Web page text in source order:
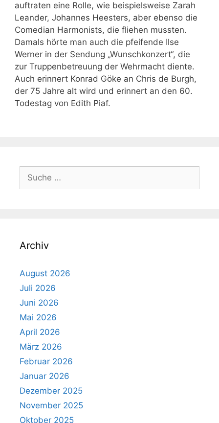
auftraten eine Rolle, wie beispielsweise Zarah
Leander, Johannes Heesters, aber ebenso die
Comedian Harmonists, die fliehen mussten.
Damals hörte man auch die pfeifende Ilse
Werner in der Sendung „Wunschkonzert“, die
zur Truppenbetreuung der Wehrmacht diente.
Auch erinnert Konrad Göke an Chris de Burgh,
der 75 Jahre alt wird und erinnert an den 60.
Todestag von Edith Piaf.
nach:
Archiv
August 2026
Juli 2026
Juni 2026
Mai 2026
April 2026
März 2026
Februar 2026
Januar 2026
Dezember 2025
November 2025
Oktober 2025